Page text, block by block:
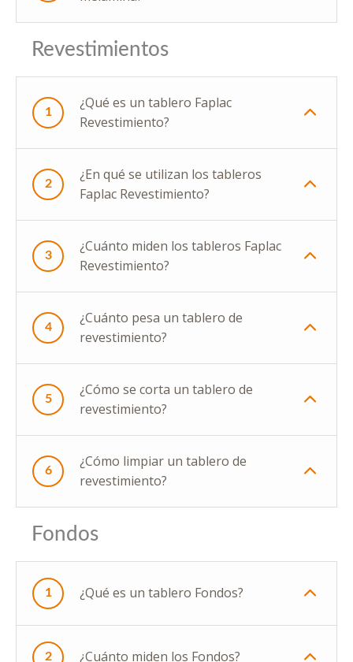
Revestimientos
1
¿Qué es un tablero Faplac
Revestimiento?
2
¿En qué se utilizan los tableros
Faplac Revestimiento?
3
¿Cuánto miden los tableros Faplac
Revestimiento?
4
¿Cuánto pesa un tablero de
revestimiento?
5
¿Cómo se corta un tablero de
revestimiento?
6
¿Cómo limpiar un tablero de
revestimiento?
Fondos
1 ¿Qué es un tablero Fondos?
2 ¿Cuánto miden los Fondos?